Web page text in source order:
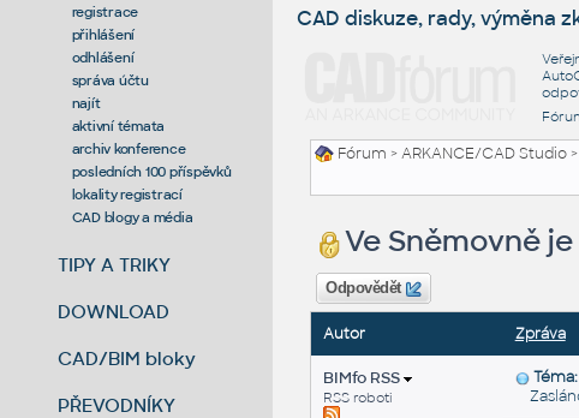
registrace
přihlášení
odhlášení
správa účtu
najít
aktivní témata
archiv konference
posledních 100 příspěvků
lokality registrací
CAD blogy a média
TIPY A TRIKY
DOWNLOAD
CAD/BIM bloky
PŘEVODNÍKY
CAD diskuze, rady, výměna
Fórum >ARKANCE/CAD Studio>
Ve Sněmovně
Odpovědět
Autor Zpráva
BIMfo RSS
RSS roboti